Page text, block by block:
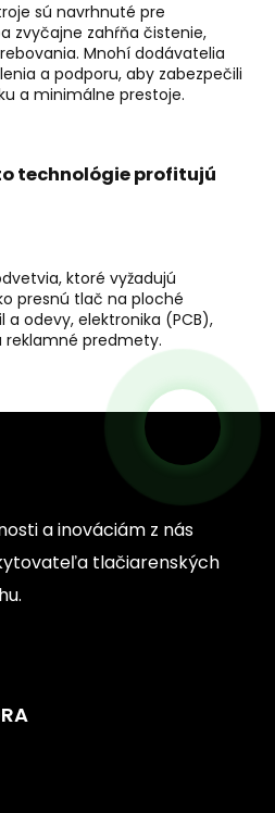
sú navrhnuté pre
zvyčajne zahŕňa čistenie,
Mnohí dodávatelia
a podporu, aby zabezpečili
a minimálne prestoje.
technológie profitujú
ktoré vyžadujú
presnú tlač na ploché
odevy, elektronika (PCB),
predmety.
a inováciám z nás
tlačiarenských